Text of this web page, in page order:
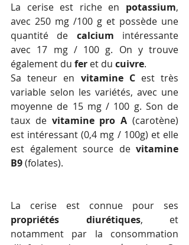
La cerise est riche en potassium,
avec 250 mg /100 g et possède une
quantité de calcium intéressante
avec 17 mg / 100 g. On y trouve
également du fer et du cuivre.
Sa teneur en vitamine C est très
variable selon les variétés, avec une
moyenne de 15 mg / 100 g. Son de
taux de vitamine pro A (carotène)
est intéressant (0,4 mg / 100g) et elle
est également source de vitamine
B9 (folates).
propriétés diurétiques, et
notamment par la consommation